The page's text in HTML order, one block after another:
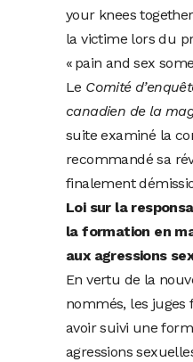
your knees
la victime lors du
« pain and sex
Le Comité
canadien de la
suite examiné la
recommandé sa
finalement
Loi sur la
la formation en
aux agressions
En vertu de la
nommés, les juges
avoir suivi une
agressions